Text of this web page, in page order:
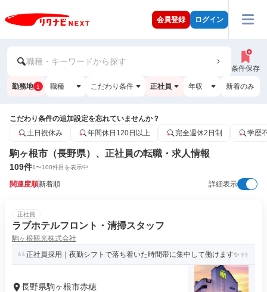
会員登録 ログイン
職種・キーワードから探す
条件保存
勤務地 1 職種 こだわり条件 正社員 年収 新着のみ
こだわり条件の追加設定を忘れていませんか？
土日祝休み
年間休日120日以上 完全週休2日制 学歴
駒ヶ根市（長野県）、正社員の転職・求人情報
109件1〜100件目を表示中
関連度順新着順 詳細表示
正社員
ラブホテルフロント・清掃スタッフ
駒ヶ根観光株式会社
正社員採用｜夜勤シフトで落ち着いた時間帯に集中して働けます✨
長野県駒ヶ根市赤穂